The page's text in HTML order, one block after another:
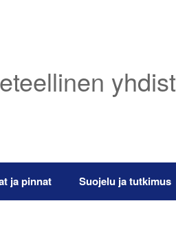
ja pinnat Suojelu ja tutkimus